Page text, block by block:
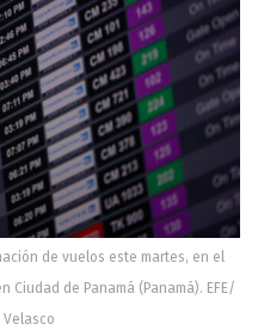
de vuelos este martes, en el
de Panamá (Panamá). EFE/
Velasco